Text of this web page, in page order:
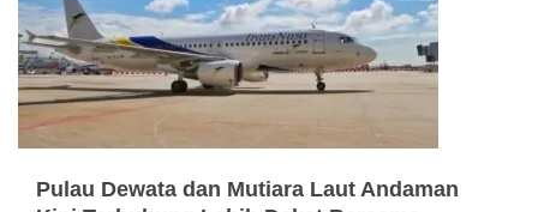
Pulau Dewata dan Mutiara Laut Andaman